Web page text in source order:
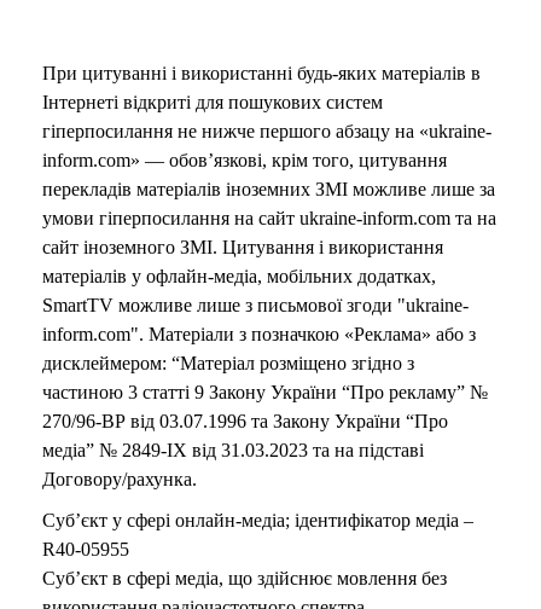
При цитуванні і використанні будь-яких матеріалів в
Інтернеті відкриті для пошукових систем
гіперпосилання не нижче першого абзацу на «ukraine-
inform.com» — обов’язкові, крім того, цитування
перекладів матеріалів іноземних ЗМІ можливе лише за
умови гіперпосилання на сайт ukraine-inform.com та на
сайт іноземного ЗМІ. Цитування і використання
матеріалів у офлайн-медіа, мобільних додатках,
SmartTV можливе лише з письмової згоди "ukraine-
inform.com". Матеріали з позначкою «Реклама» або з
дисклеймером: “Матеріал розміщено згідно з
частиною 3 статті 9 Закону України “Про рекламу” №
270/96-ВР від 03.07.1996 та Закону України “Про
медіа” № 2849-IX від 31.03.2023 та на підставі
Договору/рахунка.
Суб’єкт у сфері онлайн-медіа; ідентифікатор медіа –
R40-05955
Суб’єкт в сфері медіа, що здійснює мовлення без